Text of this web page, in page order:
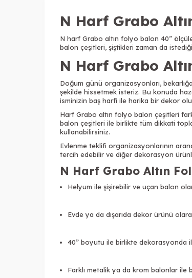
N Harf Grabo
N harf Grabo altın folyo balon 40”
balon çeşitleri, şiştikleri zaman da
N Harf Grabo
Doğum günü organizasyonları,
şekilde hissetmek isteriz. Bu konuda
isminizin baş harfi ile harika bir dekor
Harf Grabo altın folyo balon çeşitleri
balon çeşitleri ile birlikte tüm dikkati
kullanabilirsiniz.
Evlenme teklifi organizasyonlarının
tercih edebilir ve diğer dekorasyon
N Harf Grabo Altın
Helyum ile şişirebilir ve uçan balon
Evde ya da dışarıda dekor ürünü
40” boyutu ile birlikte dekorasyonda
Farklı metalik ya da krom balonlar ile